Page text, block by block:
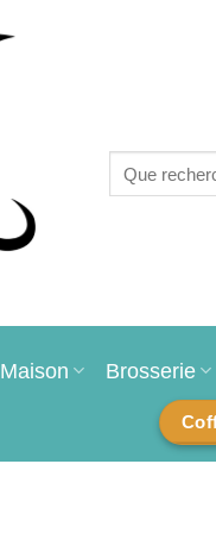
pour :
Maison Brosserie